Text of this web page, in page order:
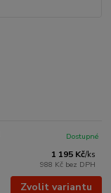
1 195 Kč/ks
988 Kč bez DPH
Dostupné
Zvolit variantu